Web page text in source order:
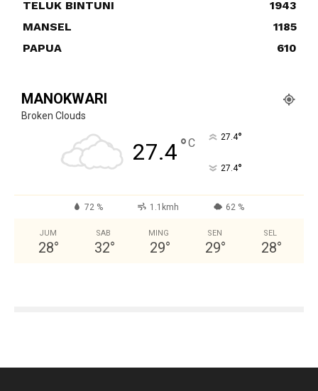
TELUK BINTUNI
1943
MANSEL
1185
PAPUA
610
MANOKWARI
Broken Clouds
27.4°C 27.4°
27.4°
72 % 1.1kmh 62 %
JUM
28°
SAB
32°
MING
29°
SEN
29°
SEL
28°